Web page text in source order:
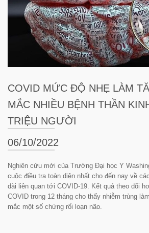
COVID MỨC ĐỘ NHẸ LÀM
MẮC NHIỀU BỆNH THẦN
TRIỆU NGƯỜI
06/10/2022
Nghiên cứu mới của Trường Đại học Y
cuộc điều tra toàn diện nhất cho đến nay về
dài liên quan tới COVID-19. Kết quả theo dõi
COVID trong 12 tháng cho thấy nhiễm trùng
mắc một số chứng rối loạn não.